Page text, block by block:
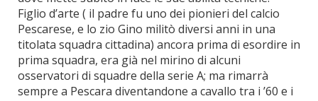
Figlio d’arte ( il padre fu uno dei pionieri del calcio
Pescarese, e lo zio Gino militò diversi anni in una
titolata squadra cittadina) ancora prima di esordire in
prima squadra, era già nel mirino di alcuni
osservatori di squadre della serie A; ma rimarrà
sempre a Pescara diventandone a cavallo tra i ’60 e i